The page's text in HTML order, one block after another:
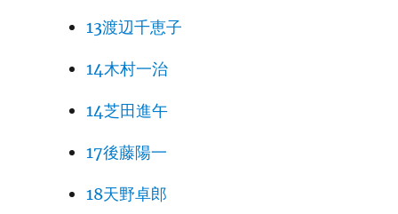
13渡辺千恵子
14木村一治
14芝田進午
17後藤陽一
18天野卓郎